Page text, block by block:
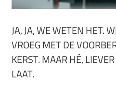
JA, JA, WE WETEN HET.
VROEG MET DE
KERST. MAAR HÉ,
LAAT.